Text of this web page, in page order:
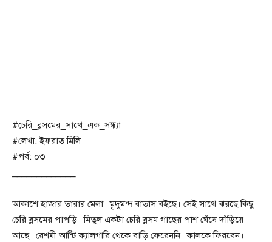
#চেরি_ব্লসমের_সাথে_এক_সন্ধ্যা
#লেখা: ইফরাত মিলি
#পর্ব: ০৩
আকাশে হাজার তারার মেলা। মৃদুমন্দ বাতাস বইছে। সেই সাথে ঝরছে কিছু
চেরি ব্লসমের পাপড়ি। মিতুল একটা চেরি ব্লসম গাছের পাশ ঘেঁষে দাঁড়িয়ে
আছে। রেশমী আন্টি ক্যালগারি থেকে বাড়ি ফেরেননি। কালকে ফিরবেন।